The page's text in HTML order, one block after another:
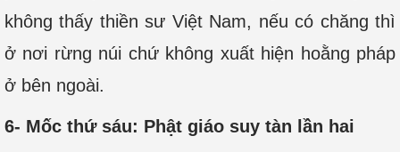
không thấy thiền sư Việt Nam, nếu có chăng thì
ở nơi rừng núi chứ không xuất hiện hoằng pháp
ở bên ngoài.
6- Mốc thứ sáu: Phật giáo suy tàn lần hai